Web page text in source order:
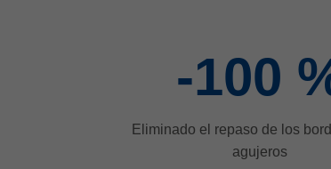
-100
Eliminado el repaso de los
agujeros